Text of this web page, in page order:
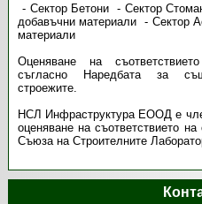
Сектор Бетони
Сектор
добавъчни материали
Сектор
материали
Оценяване на
съгласно Наредбата за
строежите.
НСЛ Инфраструктура ЕООД е
оценяване на съответствието
Съюза на Строителните